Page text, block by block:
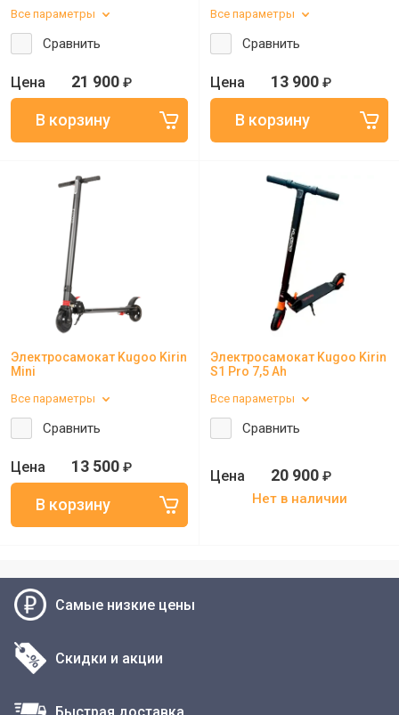
Все параметры
Сравнить
21 900 ₽
Все параметры
Сравнить
13 900 ₽
Электросамокат Kugoo Kirin
Mini
Все параметры
Сравнить
13 500 ₽
Электросамокат Kugoo Kirin
S1 Pro 7,5 Ah
Все параметры
Сравнить
20 900 ₽
Нет в наличии
Самые низкие цены
Скидки и акции
Быстрая доставка